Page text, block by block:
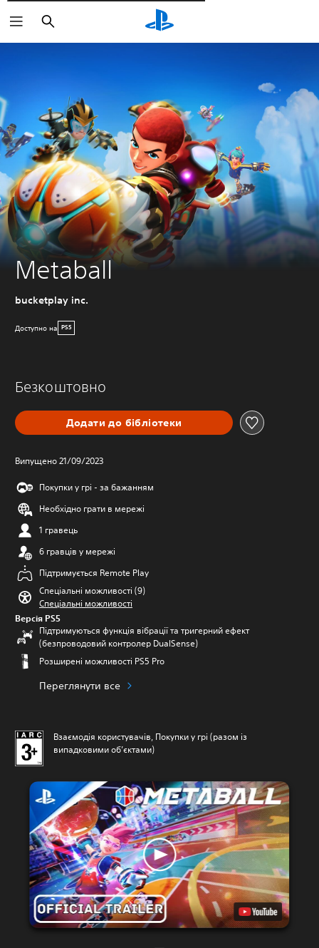
Пошук
Metaball
bucketplay inc.
Доступно на PS5
Безкоштовно
Додати до бібліотеки
Випущено 21/09/2023
Покупки у грі - за бажанням
Необхідно грати в мережі
1 гравець
6 гравців у мережі
Підтримується Remote Play
Спеціальні можливості (9)
Спеціальні можливості
Версія PS5
Підтримуються функція вібрації та тригерний ефект
(безпроводовий контролер DualSense)
Розширені можливості PS5 Pro
Переглянути все
Взаємодія користувачів, Покупки у грі (разом із
випадковими об’єктами)